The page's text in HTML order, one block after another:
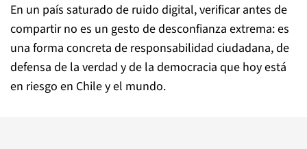
En un país saturado de ruido digital, verificar antes de
compartir no es un gesto de desconfianza extrema: es
una forma concreta de responsabilidad ciudadana, de
defensa de la verdad y de la democracia que hoy está
en riesgo en Chile y el mundo.